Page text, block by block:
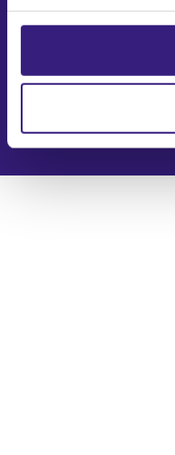
2026
Tilisanomien artikkelit on
Rekisteriseloste ja tietoja